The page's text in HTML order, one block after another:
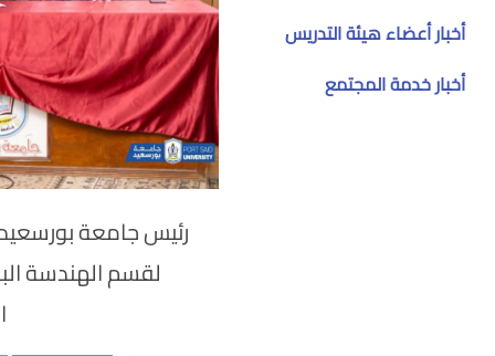
أخبار أعضاء هيئة التدريس
أخبار خدمة المجتمع
لقسم الهندسة